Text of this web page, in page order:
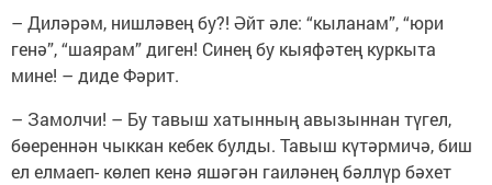
– Диләрәм, нишләвең бу?! Әйт әле: “кыланам”, “юри
генә”, “шаярам” диген! Синең бу кыяфәтең куркыта
мине! – диде Фәрит.
– Замолчи! – Бу тавыш хатынның авызыннан түгел,
бөереннән чыккан кебек булды. Тавыш күтәрмичә, биш
ел елмаеп- көлеп кенә яшәгән гаиләнең бәллүр бәхет